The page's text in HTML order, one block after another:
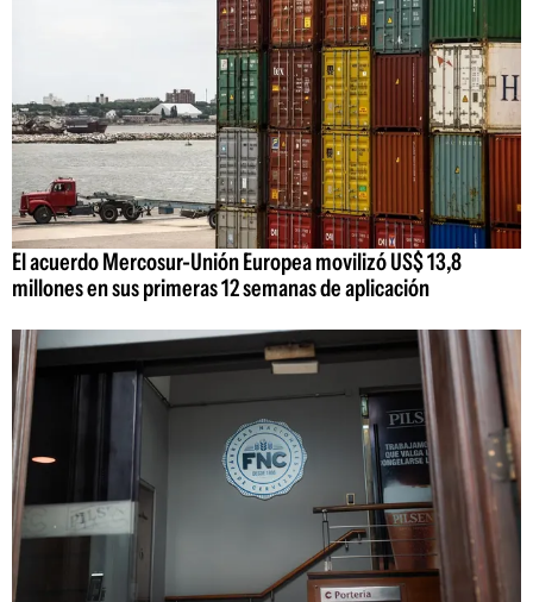
El acuerdo Mercosur-Unión Europea movilizó US$ 13,8
millones en sus primeras 12 semanas de aplicación